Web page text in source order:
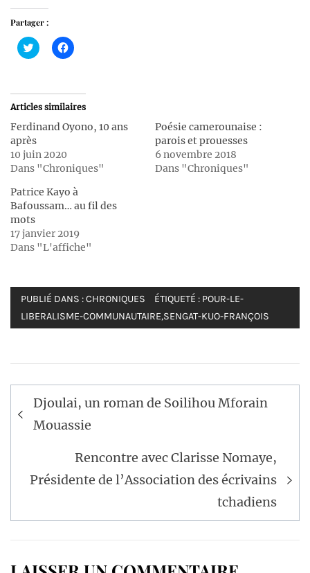
Partager :
Cliquez
pour
dans
une
nouvelle
Cliquez
pour
dans
une
nouvelle
Articles similaires
Ferdinand Oyono, 10 ans
après
10 juin 2020
Dans "Chroniques"
Poésie camerounaise :
parois et prouesses
6 novembre 2018
Dans "Chroniques"
Patrice Kayo à
Bafoussam… au fil des
mots
17 janvier 2019
Dans "L'affiche"
PUBLIÉ DANS :CHRONIQUES ÉTIQUETÉ : POUR-LE-
LIBERALISME-COMMUNAUTAIRE,SENGAT-KUO-FRANÇOIS
Navigation
de
Djoulai, un roman de Soilihou Mforain
Mouassie
Rencontre avec Clarisse Nomaye,
Présidente de l’Association des écrivains
tchadiens